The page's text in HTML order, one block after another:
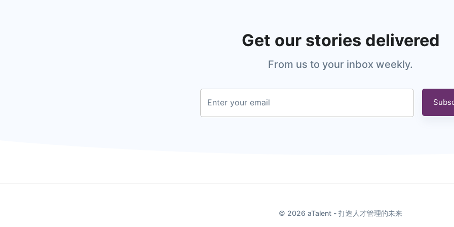
Get our stories delivered
From us to your inbox weekly.
Enter your email
© 2026 aTalent - 打造人才管理的未来